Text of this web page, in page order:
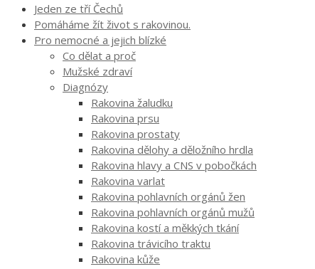
Jeden ze tří Čechů
Pomáháme žít život s rakovinou.
Pro nemocné a jejich blízké
Co dělat a proč
Mužské zdraví
Diagnózy
Rakovina žaludku
Rakovina prsu
Rakovina prostaty
Rakovina dělohy a děložního hrdla
Rakovina hlavy a CNS v pobočkách
Rakovina varlat
Rakovina pohlavních orgánů žen
Rakovina pohlavních orgánů mužů
Rakovina kostí a měkkých tkání
Rakovina trávicího traktu
Rakovina kůže